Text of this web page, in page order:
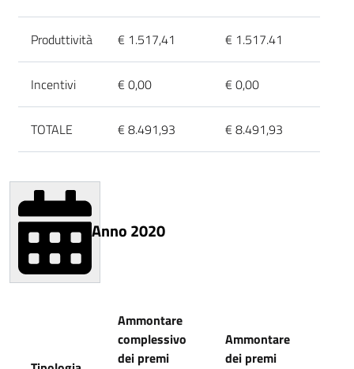
Produttività € 1.517,41 € 1.517.41
Incentivi € 0,00 € 0,00
TOTALE € 8.491,93 € 8.491,93
Anno 2020
Ammontare
complessivo
dei premi
Ammontare
dei premi